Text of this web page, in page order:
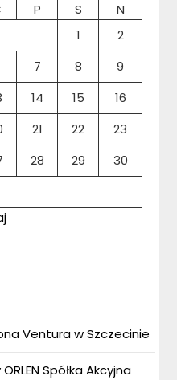
P S
N
1
2
7 8
9
14 15
16
21 22
23
28 29
30
Ventura w Szczecinie
Spółka Akcyjna